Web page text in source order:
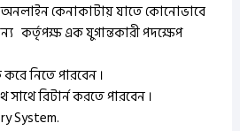
অনলাইন কেনাকাটায় যাতে কোনোভাবে
কর্তৃপক্ষ এক যুগান্তকারী পদক্ষেপ
করে নিতে পারবেন ।
সাথে রিটার্ন করতে পারবেন ।
System.